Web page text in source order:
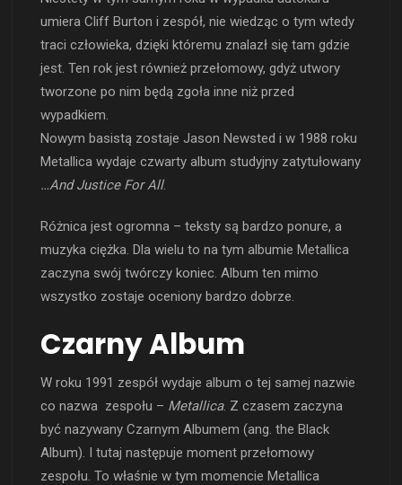
umiera Cliff Burton i zespół, nie wiedząc o tym wtedy
traci człowieka, dzięki któremu znalazł się tam gdzie
jest. Ten rok jest również przełomowy, gdyż utwory
tworzone po nim będą zgoła inne niż przed
wypadkiem.
Nowym basistą zostaje Jason Newsted i w 1988 roku
Metallica wydaje czwarty album studyjny zatytułowany
…And Justice For All.
Różnica jest ogromna – teksty są bardzo ponure, a
muzyka ciężka. Dla wielu to na tym albumie Metallica
zaczyna swój twórczy koniec. Album ten mimo
wszystko zostaje oceniony bardzo dobrze.
Czarny Album
W roku 1991 zespół wydaje album o tej samej nazwie
co nazwa zespołu – Metallica. Z czasem zaczyna
być nazywany Czarnym Albumem (ang. the Black
Album). I tutaj następuje moment przełomowy
zespołu. To właśnie w tym momencie Metallica